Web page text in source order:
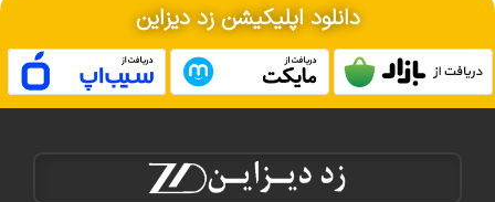
دانلود اپلیکیشن زد دیزاین